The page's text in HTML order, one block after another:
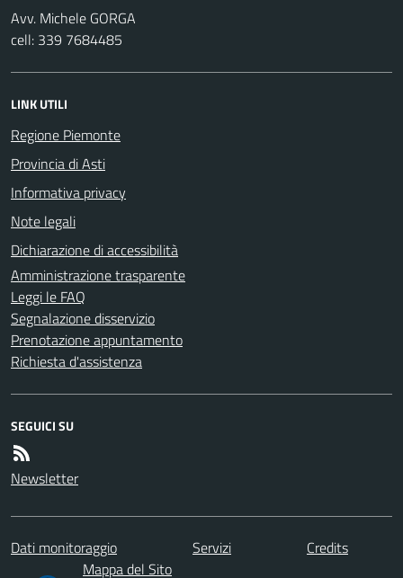
Avv. Michele GORGA
cell: 339 7684485
LINK UTILI
Regione Piemonte
Provincia di Asti
Informativa privacy
Note legali
Dichiarazione di accessibilità
Amministrazione trasparente
Leggi le FAQ
Segnalazione disservizio
Prenotazione appuntamento
Richiesta d'assistenza
SEGUICI SU
Newsletter
Dati monitoraggio Servizi
Credits
Mappa del Sito